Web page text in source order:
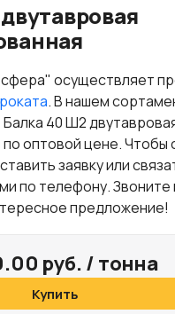
осуществляет
. В нашем
40 Ш2
оптовой цене. Чтобы
заявку или
по телефону. Звоните
предложение!
руб. / тонна
Купить